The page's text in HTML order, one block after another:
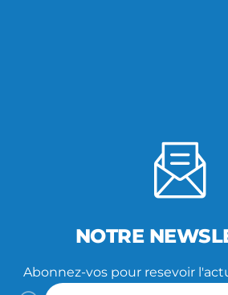
NOTRE
Abonnez-vos pour resevoir
Saisissez